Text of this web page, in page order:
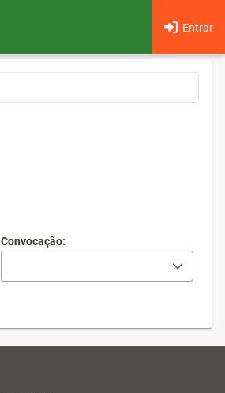
Entrar
Convocação: